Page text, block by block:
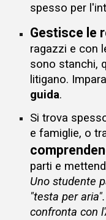
spesso per
Gestisce le
ragazzi e con
sono stanchi,
litigano.
guida.
Si trova
e famiglie, o
parti e
Uno studente
"testa per
confronta con